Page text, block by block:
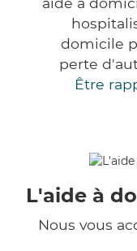
domicile
perte
Être
L'aide à
Nous vous